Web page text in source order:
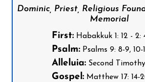
Dominic, Priest, Religious
Memorial
First:Habakkuk 1: 12 - 2:
Psalm:Psalms 9: 8-9, 10-
Alleluia:Second Timothy
Gospel:Matthew 17: 14-